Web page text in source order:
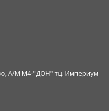
А/М М4-"ДОН" тц. Империум